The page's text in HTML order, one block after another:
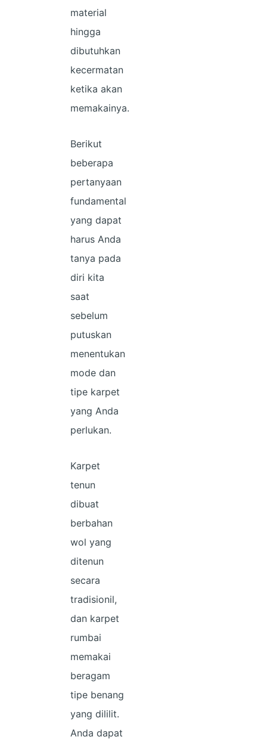
material
hingga
dibutuhkan
kecermatan
ketika akan
memakainya.
Berikut
beberapa
pertanyaan
fundamental
yang dapat
harus Anda
tanya pada
diri kita
saat
sebelum
putuskan
menentukan
mode dan
tipe karpet
yang Anda
perlukan.
Karpet
tenun
dibuat
berbahan
wol yang
ditenun
secara
tradisionil,
dan karpet
rumbai
memakai
beragam
tipe benang
yang dililit.
Anda dapat